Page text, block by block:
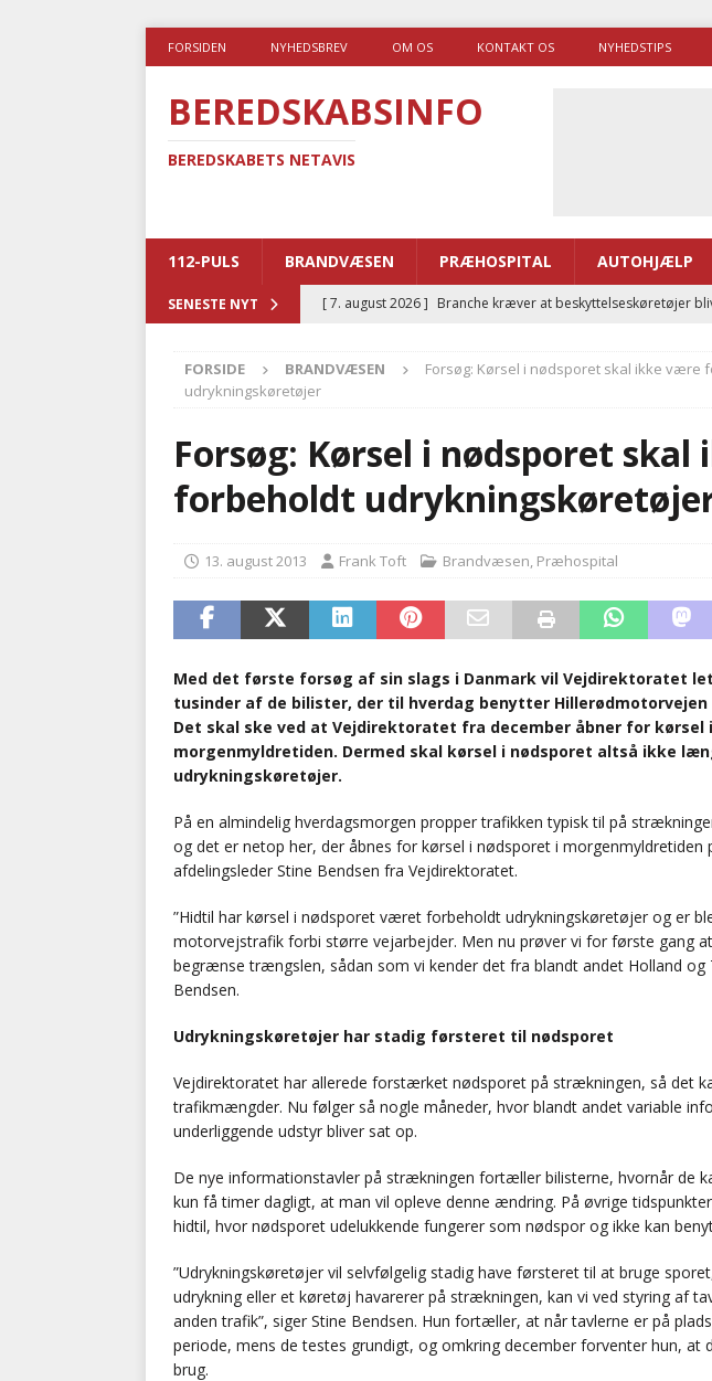
FORSIDEN NYHEDSBREV OM OS KONTAKT OS NYHEDSTIPS
BEREDSKABSINFO
BEREDSKABETS NETAVIS
112-PULS BRANDVÆSEN PRÆHOSPITAL AUTOHJÆLP
SENESTE NYT [ 7. august 2026 ] Branche kræver at beskyttelseskøretøjer
[ 6. august 2026 ] Brandvæsenernes gennemsnitlige
[ 5. august 2026 ]
Advarer: Udløb af sygetransporttilladelser
i det offentlige
PRÆHOSPITAL
[ 8. august 2026 ]
Klagenævn: Tilbud på patienttransport
tilbudsfristen
PRÆHOSPITAL
FORSIDE BRANDVÆSEN
Forsøg: Kørsel i nødsporet skal ikke være
udrykningskøretøjer
Forsøg: Kørsel i nødsporet
forbeholdt
13. august 2013 Frank Toft Brandvæsen, Præhospital
Med det første forsøg af sin slags i Danmark vil Vejdirektoratet
tusinder af de bilister, der til hverdag benytter Hillerødmotorvejen
Det skal ske ved at Vejdirektoratet fra december åbner for kørsel
morgenmyldretiden. Dermed skal kørsel i nødsporet altså ikke
udrykningskøretøjer.
På en almindelig hverdagsmorgen propper trafikken typisk til på
og det er netop her, der åbnes for kørsel i nødsporet i
afdelingsleder Stine Bendsen fra Vejdirektoratet.
”Hidtil har kørsel i nødsporet været forbeholdt udrykningskøretøjer og er
motorvejstrafik forbi større vejarbejder. Men nu prøver vi for første gang
begrænse trængslen, sådan som vi kender det fra blandt andet Holland og
Bendsen.
Udrykningskøretøjer har stadig førsteret til nødsporet
Vejdirektoratet har allerede forstærket nødsporet på strækningen, så det
trafikmængder. Nu følger så nogle måneder, hvor blandt andet variable
underliggende udstyr bliver sat op.
De nye informationstavler på strækningen fortæller bilisterne, hvornår de
kun få timer dagligt, at man vil opleve denne ændring. På øvrige
hidtil, hvor nødsporet udelukkende fungerer som nødspor og ikke kan
”Udrykningskøretøjer vil selvfølgelig stadig have førsteret til at bruge
udrykning eller et køretøj havarerer på strækningen, kan vi ved styring af
anden trafik”, siger Stine Bendsen. Hun fortæller, at når tavlerne er på
periode, mens de testes grundigt, og omkring december forventer hun, at
brug.